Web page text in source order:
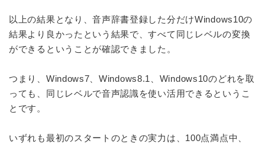
以上の結果となり、音声辞書登録した分だけWindows10の
結果より良かったという結果で、すべて同じレベルの変換
ができるということが確認できました。
つまり、Windows7、Windows8.1、Windows10のどれを取
っても、同じレベルで音声認識を使い活用できるというこ
とです。
いずれも最初のスタートのときの実力は、100点満点中、